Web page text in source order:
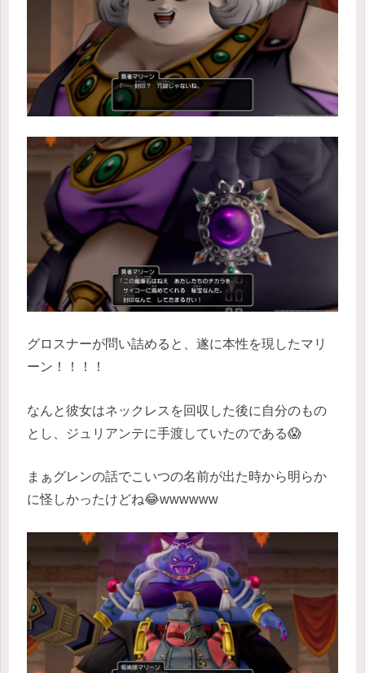
グロスナーが問い詰めると、遂に本性を現したマリ
ーン！！！！
なんと彼女はネックレスを回収した後に自分のもの
とし、ジュリアンテに手渡していたのである😱
まぁグレンの話でこいつの名前が出た時から明らか
に怪しかったけどね😂wwwwww